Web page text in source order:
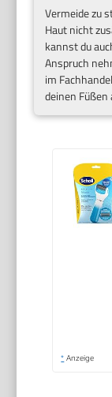
Vermeide zu
Haut nicht
kannst du
Anspruch
im
deinen
* Anzeige